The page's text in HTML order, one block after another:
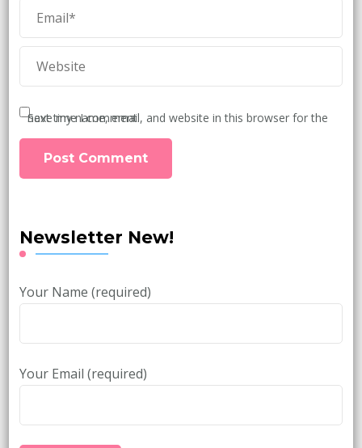
Save my name, email, and website in this browser for the next time I comment.
Newsletter New!
Your Name (required)
Your Email (required)